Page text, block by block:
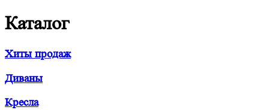
Каталог
Хиты продаж
Диваны
Кресла